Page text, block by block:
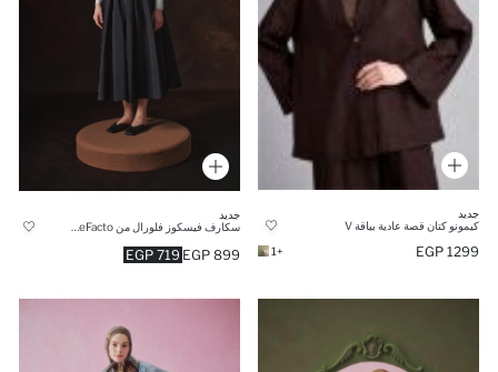
جديد
كيمونو كتان قصة عادية بياقة V
1299 EGP
+1
جديد
719 EGP 899 EGP